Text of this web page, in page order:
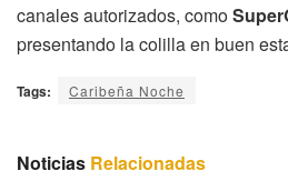
canales autorizados, como
presentando la colilla en buen
Tags: Caribeña Noche
Noticias Relacionadas